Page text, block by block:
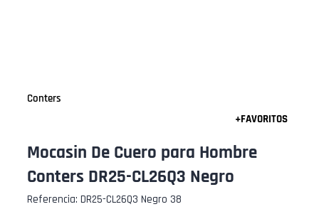
Conters
Mocasin De Cuero para Hombre
Conters DR25-CL26Q3 Negro
Referencia: DR25-CL26Q3 Negro 38